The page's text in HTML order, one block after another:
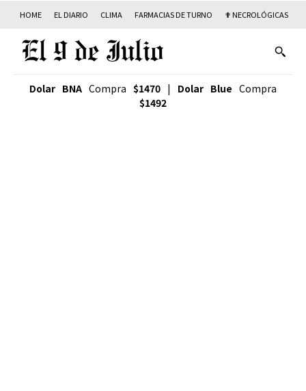
HOME EL DIARIO CLIMA FARMACIAS DE TURNO ✟ NECROLÓGICAS
Dolar BNA Compra $1470 | Dolar Blue Compra
$1492